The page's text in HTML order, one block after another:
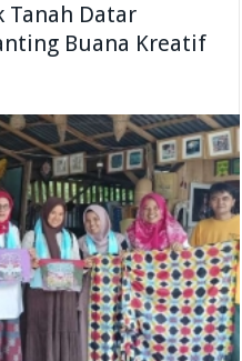
Tanah Datar
Buana Kreatif